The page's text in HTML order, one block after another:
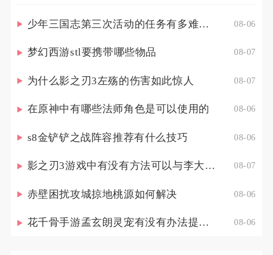
少年三国志第三次活动的任务有多难完成 08-06
梦幻西游stl要携带哪些物品 08-07
为什么影之刃3左殇的伤害如此惊人 08-07
在原神中有哪些法师角色是可以使用的 08-06
s8金铲铲之战阵容推荐有什么技巧 08-06
影之刃3游戏中有没有方法可以与李大娘见面 08-07
赤壁困扰攻城掠地桃源如何解决 08-06
花千骨手游孟玄朗灵宠有没有办法提高其出战的生存能力 08-06